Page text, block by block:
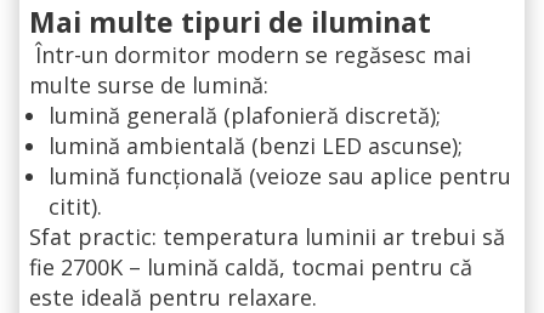
Mai multe tipuri de iluminat
Într-un dormitor modern se regăsesc mai
multe surse de lumină:
lumină generală (plafonieră discretă);
lumină ambientală (benzi LED ascunse);
lumină funcțională (veioze sau aplice pentru
citit).
Sfat practic: temperatura luminii ar trebui să
fie 2700K – lumină caldă, tocmai pentru că
este ideală pentru relaxare.